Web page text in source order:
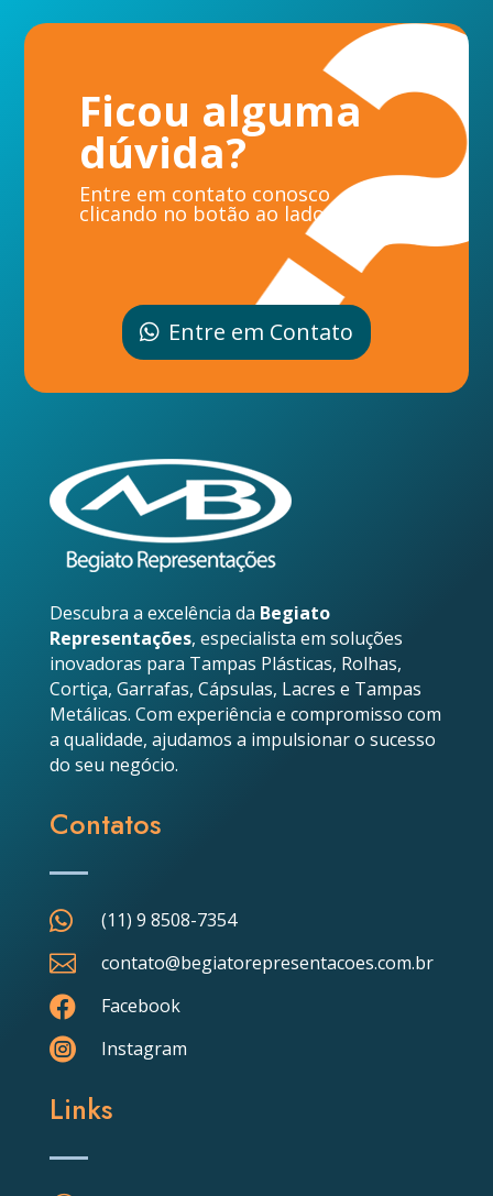
Ficou alguma
dúvida?
Entre em contato conosco
clicando no botão ao lado.
Entre em Contato
Descubra a excelência da Begiato
Representações, especialista em soluções
inovadoras para Tampas Plásticas, Rolhas,
Cortiça, Garrafas, Cápsulas, Lacres e Tampas
Metálicas. Com experiência e compromisso com
a qualidade, ajudamos a impulsionar o sucesso
do seu negócio.
Contatos
 (11) 9 8508-7354
 contato@begiatorepresentacoes.com.br
 Facebook
 Instagram
Links